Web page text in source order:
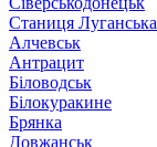
Станиця Луганська
Алчевськ
Антрацит
Біловодськ
Білокуракине
Брянка
Довжанськ